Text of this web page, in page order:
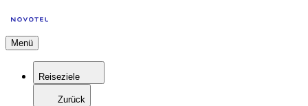
Menü
Reiseziele
Zurück